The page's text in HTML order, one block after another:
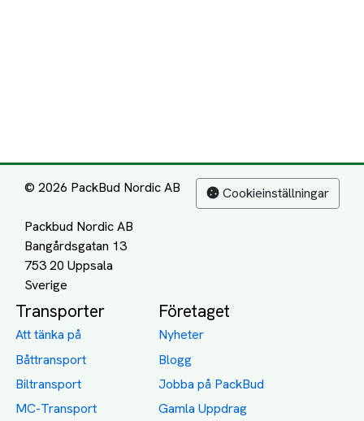
© 2026 PackBud Nordic AB
Packbud Nordic AB
Bangårdsgatan 13
753 20 Uppsala
Cookieinställningar
Transporter
Att tänka på
Båttransport
Biltransport
MC-Transport
Företaget
Nyheter
Blogg
Jobba på PackBud
Gamla Uppdrag